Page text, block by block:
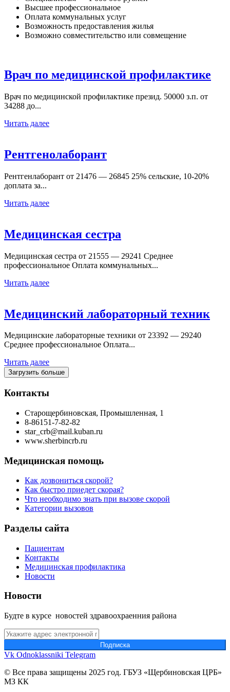
Высшее профессиональное
Оплата коммунальных услуг
Возможность предоставления жилья
Возможно совместительство или совмещение
Врач по медицинской профилактике
Врач по медицинской профилактике презид. 50000 з.п. от
34288 до...
Читать далее
Рентгенолаборант
Рентгенлаборант от 21476 — 26845 25% сельские, 10-20%
доплата за...
Читать далее
Медицинская сестра
Медицинская сестра от 21555 — 29241 Среднее
профессиональное Оплата коммунальных...
Читать далее
Медицинский лабораторный техник
Медицинские лабораторные техники от 23392 — 29240
Среднее профессиональное Оплата...
Читать далее
Загрузить больше
Контакты
Старощербиновская, Промышленная, 1
8-86151-7-82-82
star_crb@mail.kuban.ru
www.sherbincrb.ru
Медицинская помощь
Как дозвониться скорой?
Как быстро приедет скорая?
Что необходимо знать при вызове скорой
Категории вызовов
Разделы сайта
Пациентам
Контакты
Медицинская профилактика
Новости
Новости
Будте в курсе новостей здравоохраенния района
Подпиcка
Vk Odnoklassniki Telegram
© Все права защищены 2025 год. ГБУЗ «Щербиновская ЦРБ»
МЗ КК